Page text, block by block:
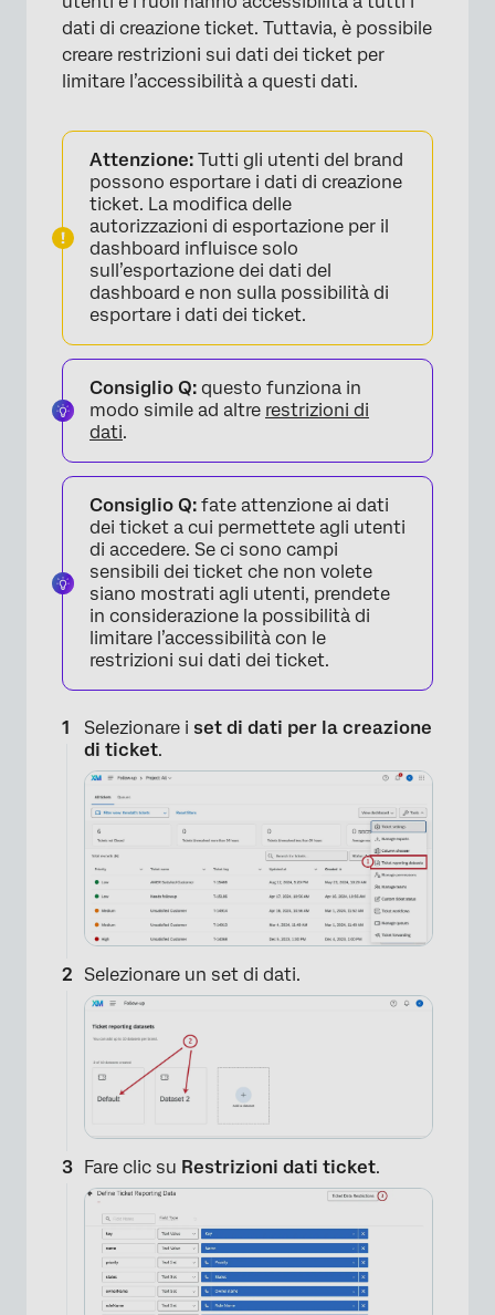
×
dati di creazione ticket. Tuttavia, è possibile
creare restrizioni sui dati dei ticket per
limitare l’accessibilità a questi dati.
Attenzione: Tutti gli utenti del brand
possono esportare i dati di creazione
ticket. La modifica delle
autorizzazioni di esportazione per il
dashboard influisce solo
sull’esportazione dei dati del
dashboard e non sulla possibilità di
esportare i dati dei ticket.
Consiglio Q: questo funziona in
modo simile ad altre restrizioni di
dati.
Consiglio Q: fate attenzione ai dati
dei ticket a cui permettete agli utenti
di accedere. Se ci sono campi
sensibili dei ticket che non volete
siano mostrati agli utenti, prendete
in considerazione la possibilità di
limitare l’accessibilità con le
restrizioni sui dati dei ticket.
Selezionare i set di dati per la creazione
di ticket.
Selezionare un set di dati.
Fare clic su Restrizioni dati ticket.